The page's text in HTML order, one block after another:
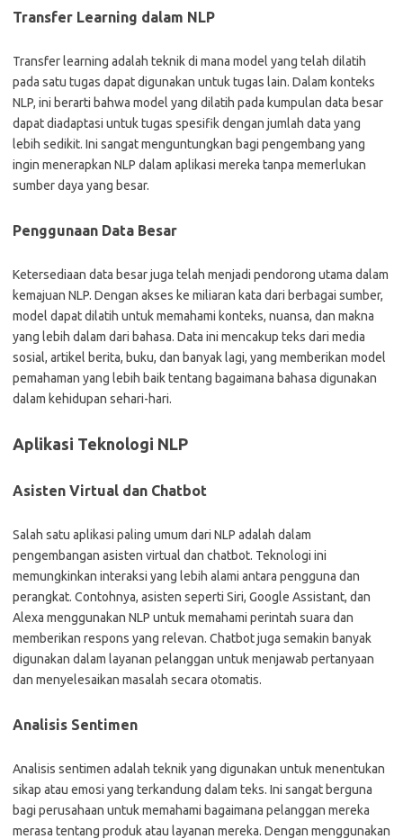
Transfer Learning dalam NLP
Transfer learning adalah teknik di mana model yang telah dilatih
pada satu tugas dapat digunakan untuk tugas lain. Dalam konteks
NLP, ini berarti bahwa model yang dilatih pada kumpulan data besar
dapat diadaptasi untuk tugas spesifik dengan jumlah data yang
lebih sedikit. Ini sangat menguntungkan bagi pengembang yang
ingin menerapkan NLP dalam aplikasi mereka tanpa memerlukan
sumber daya yang besar.
Penggunaan Data Besar
Ketersediaan data besar juga telah menjadi pendorong utama dalam
kemajuan NLP. Dengan akses ke miliaran kata dari berbagai sumber,
model dapat dilatih untuk memahami konteks, nuansa, dan makna
yang lebih dalam dari bahasa. Data ini mencakup teks dari media
sosial, artikel berita, buku, dan banyak lagi, yang memberikan model
pemahaman yang lebih baik tentang bagaimana bahasa digunakan
dalam kehidupan sehari-hari.
Aplikasi Teknologi NLP
Asisten Virtual dan Chatbot
Salah satu aplikasi paling umum dari NLP adalah dalam
pengembangan asisten virtual dan chatbot. Teknologi ini
memungkinkan interaksi yang lebih alami antara pengguna dan
perangkat. Contohnya, asisten seperti Siri, Google Assistant, dan
Alexa menggunakan NLP untuk memahami perintah suara dan
memberikan respons yang relevan. Chatbot juga semakin banyak
digunakan dalam layanan pelanggan untuk menjawab pertanyaan
dan menyelesaikan masalah secara otomatis.
Analisis Sentimen
Analisis sentimen adalah teknik yang digunakan untuk menentukan
sikap atau emosi yang terkandung dalam teks. Ini sangat berguna
bagi perusahaan untuk memahami bagaimana pelanggan mereka
merasa tentang produk atau layanan mereka. Dengan menggunakan